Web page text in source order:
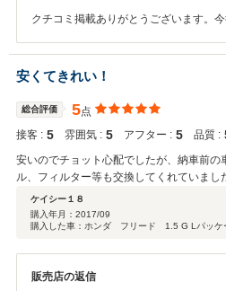
クチコミ掲載ありがとうございます。
安くてきれい！
総合評価 5点
接客 : 5 雰囲気 : 5 アフター : 5 品質 :
安いのでチョット心配でしたが、納車前の
ル、フィルター等も交換してくれていま
ケイシー１８
購入年月： 2017/09
購入した車：ホンダ フリード 1.5 G Lパッケ
販売店の返信